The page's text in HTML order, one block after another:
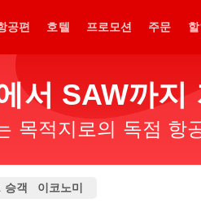
공편 호텔 프로모션 주문 할
서 SAW까지
목적지로의 독점 항
승객 이코노미